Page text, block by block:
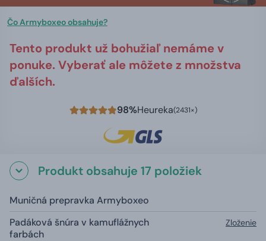
Čo Armyboxeo obsahuje?
Tento produkt už bohužiaľ nemáme v
ponuke. Vyberať ale môžete z množstva
ďalších.
98%Heureka(2431×)
Produkt obsahuje 17 položiek
Muničná prepravka Armyboxeo
Padáková šnúra v kamuflážnych
farbách
Zloženie